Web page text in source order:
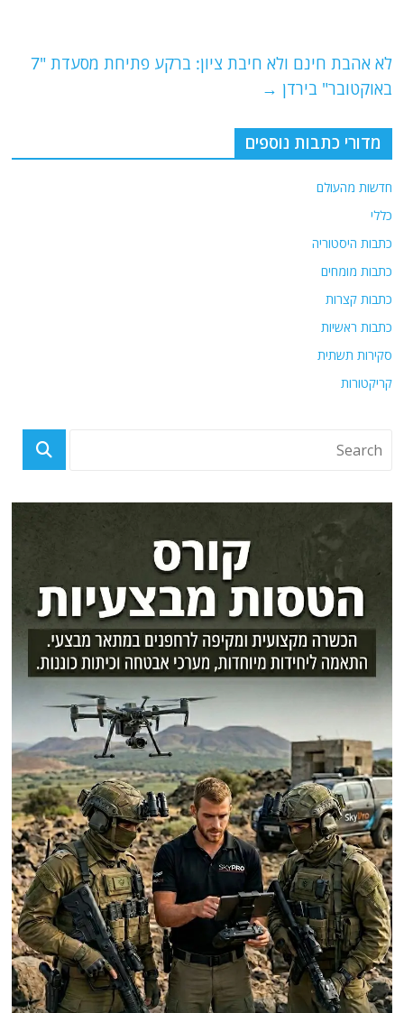
k
לא אהבת חינם ולא חיבת ציון: ברקע פתיחת מסעדת "7
באוקטובר" בירדן →
מדורי כתבות נוספים
חדשות מהעולם
כללי
כתבות היסטוריה
כתבות מומחים
כתבות קצרות
כתבות ראשיות
סקירות תשתית
קריקטורות